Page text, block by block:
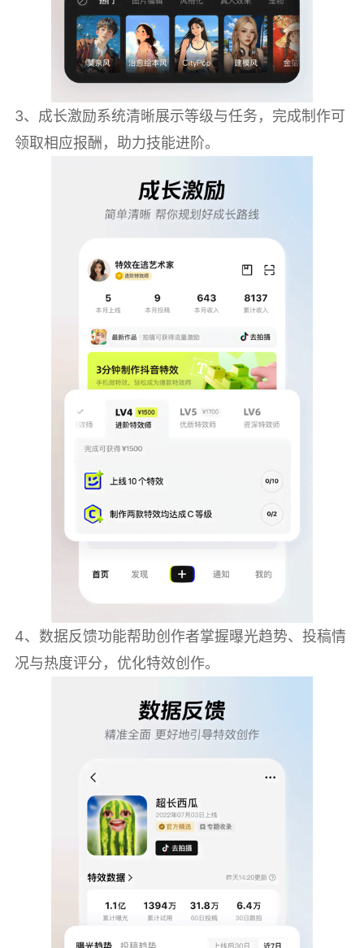
3、成长激励系统清晰展示等级与任务，完成制作可
领取相应报酬，助力技能进阶。
4、数据反馈功能帮助创作者掌握曝光趋势、投稿情
况与热度评分，优化特效创作。